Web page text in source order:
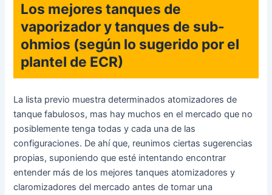
Los mejores tanques de
vaporizador y tanques de sub-
ohmios (según lo sugerido por el
plantel de ECR)
La lista previo muestra determinados atomizadores de
tanque fabulosos, mas hay muchos en el mercado que no
posiblemente tenga todas y cada una de las
configuraciones. De ahí que, reunimos ciertas sugerencias
propias, suponiendo que esté intentando encontrar
entender más de los mejores tanques atomizadores y
claromizadores del mercado antes de tomar una